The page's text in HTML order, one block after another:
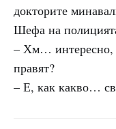
докторите
Шефа на
– Хм… интересно,
правят?
– Е, как какво…